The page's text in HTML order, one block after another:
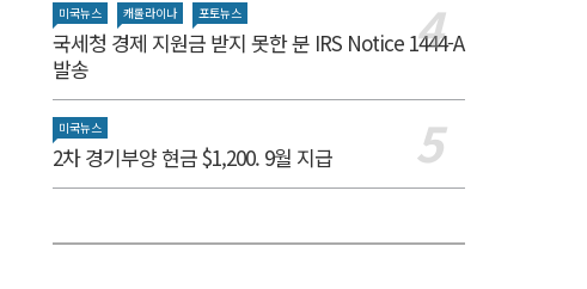
미국뉴스 캐롤라이나 포토뉴스
국세청 경제 지원금 받지 못한 분 IRS Notice 1444-A
발송
미국뉴스
2차 경기부양 현금 $1,200. 9월 지급